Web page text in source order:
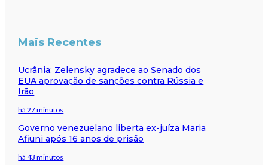
Mais Recentes
Ucrânia: Zelensky agradece ao Senado dos
EUA aprovação de sanções contra Rússia e
Irão
há 27 minutos
Governo venezuelano liberta ex-juíza Maria
Afiuni após 16 anos de prisão
há 43 minutos